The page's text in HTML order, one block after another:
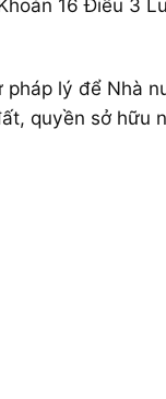
16 Điều 3
lý để Nhà
quyền sở hữu